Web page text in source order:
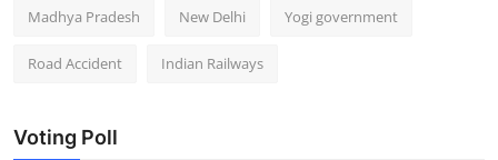
Madhya Pradesh New Delhi Yogi government
Road Accident Indian Railways
Voting Poll